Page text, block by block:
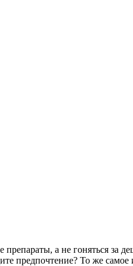
а не гоняться за
предпочтение? То же самое